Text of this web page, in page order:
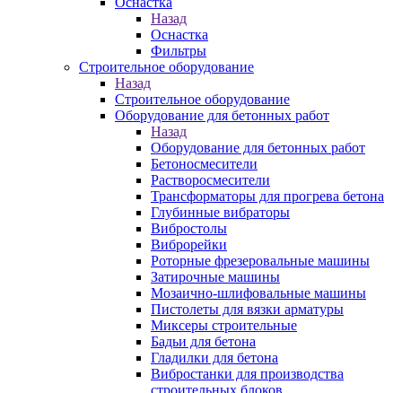
Назад
Оснастка
Фильтры
Строительное оборудование
Назад
Строительное оборудование
Оборудование для бетонных работ
Назад
Оборудование для бетонных работ
Бетоносмесители
Растворосмесители
Трансформаторы для прогрева бетона
Глубинные вибраторы
Вибростолы
Виброрейки
Роторные фрезеровальные машины
Затирочные машины
Мозаично-шлифовальные машины
Пистолеты для вязки арматуры
Миксеры строительные
Бадьи для бетона
Гладилки для бетона
Вибростанки для производства
строительных блоков